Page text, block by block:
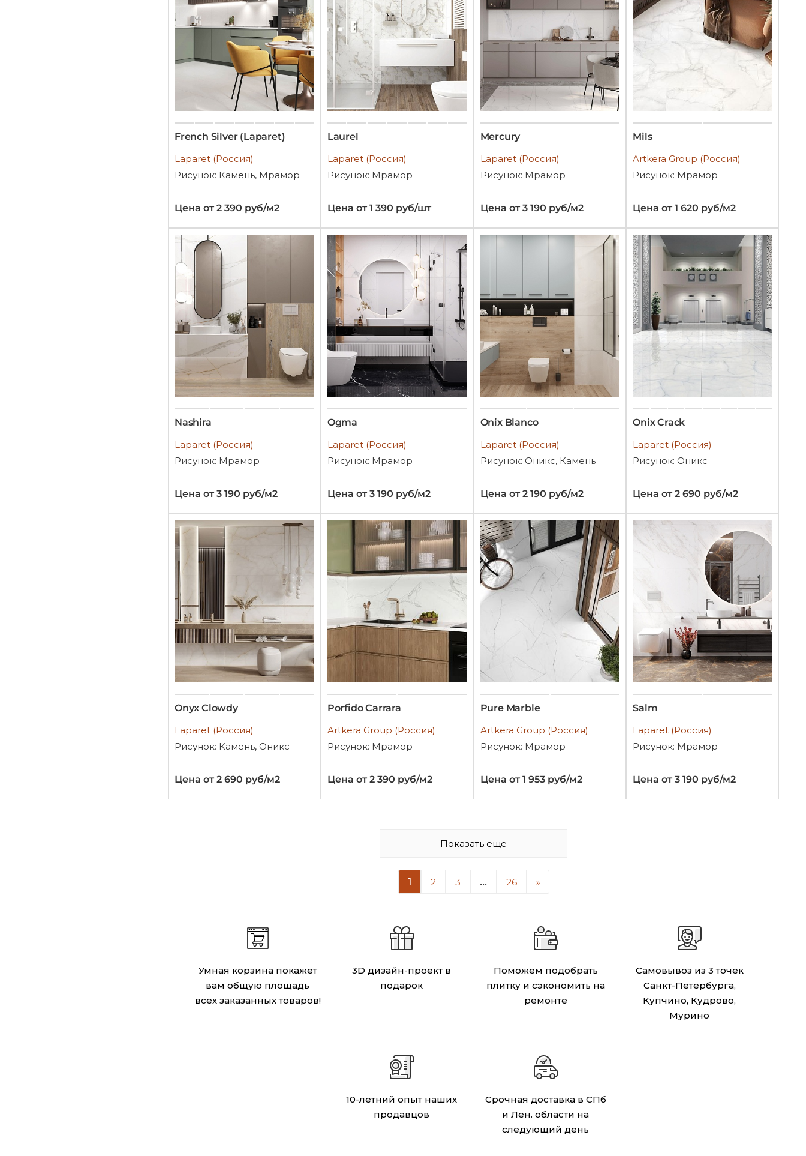
French Silver (Laparet)
Laparet (Россия)
Рисунок: Камень, Мрамор
Цена от 2 390 руб/м2
Laurel
Laparet (Россия)
Рисунок: Мрамор
Цена от 1 390 руб/шт
Mercury
Laparet (Россия)
Рисунок: Мрамор
Цена от 3 190 руб/м2
Mils
Artkera Group (Россия)
Рисунок: Мрамор
Цена от 1 620 руб/м2
Nashira
Laparet (Россия)
Рисунок: Мрамор
Цена от 3 190 руб/м2
Ogma
Laparet (Россия)
Рисунок: Мрамор
Цена от 3 190 руб/м2
Oniх Blanco
Laparet (Россия)
Рисунок: Оникс, Камень
Цена от 2 190 руб/м2
Oniх Crack
Laparet (Россия)
Рисунок: Оникс
Цена от 2 690 руб/м2
Onyx Clowdy
Laparet (Россия)
Рисунок: Камень, Оникс
Цена от 2 690 руб/м2
Porfido Carrara
Artkera Group (Россия)
Рисунок: Мрамор
Цена от 2 390 руб/м2
Pure Marble
Artkera Group (Россия)
Рисунок: Мрамор
Цена от 1 953 руб/м2
Salm
Laparet (Россия)
Рисунок: Мрамор
Цена от 3 190 руб/м2
Показать еще
1 2 3 ... 26
Умная корзина покажет
вам общую площадь
всех заказанных товаров!
3D дизайн-проект в
подарок
Поможем подобрать
плитку и сэкономить на
ремонте
Самовывоз из 3 точек
Санкт-Петербурга,
Купчино, Кудрово,
Мурино
10-летний опыт наших
продавцов
Срочная доставка в СПб
и Лен. области на
следующий день